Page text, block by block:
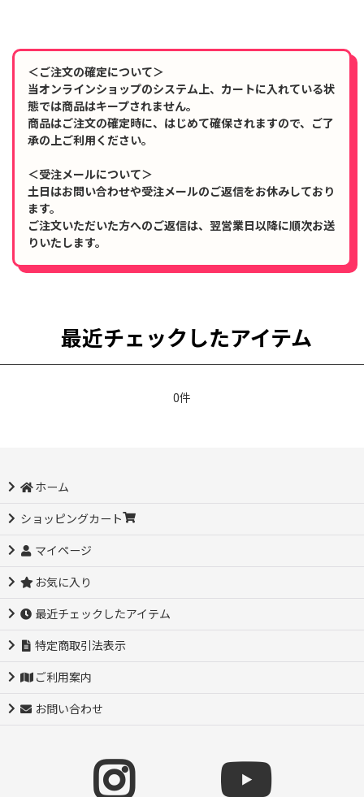
＜ご注文の確定について＞
当オンラインショップのシステム上、カートに入れている状
態では商品はキープされません。
商品はご注文の確定時に、はじめて確保されますので、ご了
承の上ご利用ください。
＜受注メールについて＞
土日はお問い合わせや受注メールのご返信をお休みしており
ます。
ご注文いただいた方へのご返信は、翌営業日以降に順次お送
りいたします。
最近チェックしたアイテム
0件
ホーム
ショッピングカート
マイページ
お気に入り
最近チェックしたアイテム
特定商取引法表示
ご利用案内
お問い合わせ